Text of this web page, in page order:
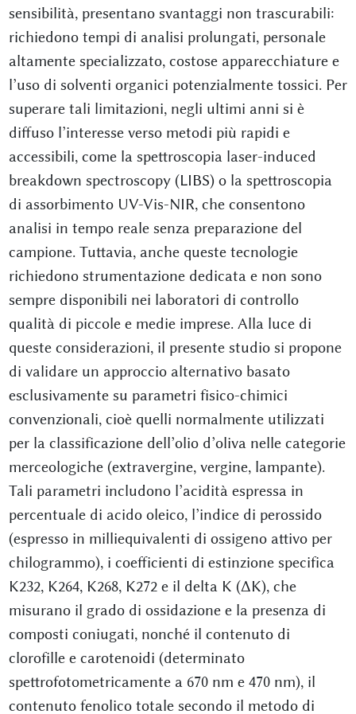
sensibilità, presentano svantaggi non trascurabili:
richiedono tempi di analisi prolungati, personale
altamente specializzato, costose apparecchiature e
l’uso di solventi organici potenzialmente tossici. Per
superare tali limitazioni, negli ultimi anni si è
diffuso l’interesse verso metodi più rapidi e
accessibili, come la spettroscopia laser-induced
breakdown spectroscopy (LIBS) o la spettroscopia
di assorbimento UV-Vis-NIR, che consentono
analisi in tempo reale senza preparazione del
campione. Tuttavia, anche queste tecnologie
richiedono strumentazione dedicata e non sono
sempre disponibili nei laboratori di controllo
qualità di piccole e medie imprese. Alla luce di
queste considerazioni, il presente studio si propone
di validare un approccio alternativo basato
esclusivamente su parametri fisico-chimici
convenzionali, cioè quelli normalmente utilizzati
per la classificazione dell’olio d’oliva nelle categorie
merceologiche (extravergine, vergine, lampante).
Tali parametri includono l’acidità espressa in
percentuale di acido oleico, l’indice di perossido
(espresso in milliequivalenti di ossigeno attivo per
chilogrammo), i coefficienti di estinzione specifica
K232, K264, K268, K272 e il delta K (ΔK), che
misurano il grado di ossidazione e la presenza di
composti coniugati, nonché il contenuto di
clorofille e carotenoidi (determinato
spettrofotometricamente a 670 nm e 470 nm), il
contenuto fenolico totale secondo il metodo di